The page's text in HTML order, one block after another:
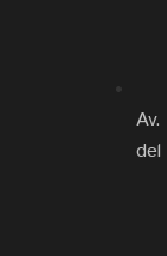
del